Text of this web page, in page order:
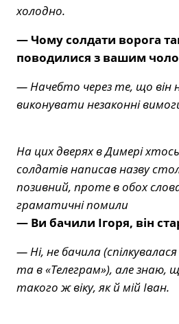
холодно.
— Чому солдати ворога
поводилися з вашим
— Начебто через те, що він
виконувати незаконні
На цих дверях в Димері хтось
солдатів написав назву
позивний, проте в обох
граматичні помили
— Ви бачили Ігоря, він
— Ні, не бачила
та в «Телеграм»), але знаю,
такого ж віку, як й мій Іван.